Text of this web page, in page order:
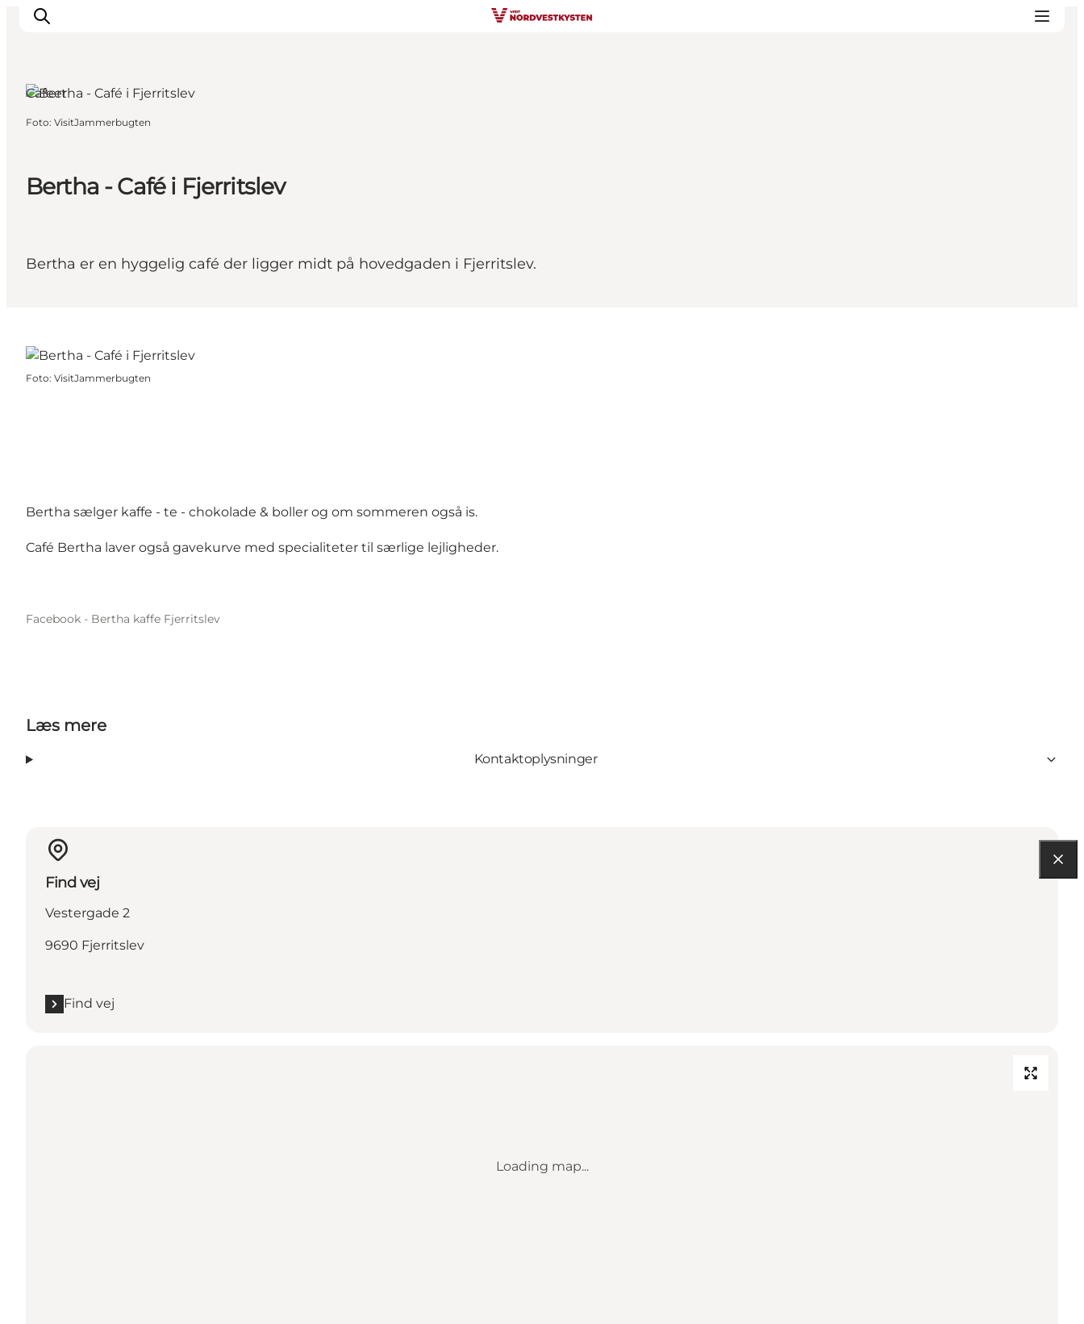
Handicapvenlig ferie
Bertha - Café i Fjerritslev
Bertha er en hyggelig café der ligger midt på hovedgaden i Fjerritslev.
Cafeer
Foto: VisitJammerbugten
Foto: VisitJammerbugten
Bertha sælger kaffe - te - chokolade & boller og om sommeren også is.
Café Bertha laver også gavekurve med specialiteter til særlige lejligheder.
Facebook - Bertha kaffe Fjerritslev
Læs mere
Kontaktoplysninger
Find vej
Vestergade 2
9690 Fjerritslev
Find vej
Loading map...